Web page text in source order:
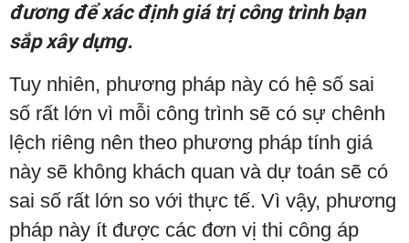
đương để xác định giá trị công trình bạn
sắp xây dựng.
Tuy nhiên, phương pháp này có hệ số sai
số rất lớn vì mỗi công trình sẽ có sự chênh
lệch riêng nên theo phương pháp tính giá
này sẽ không khách quan và dự toán sẽ có
sai số rất lớn so với thực tế. Vì vậy, phương
pháp này ít được các đơn vị thi công áp